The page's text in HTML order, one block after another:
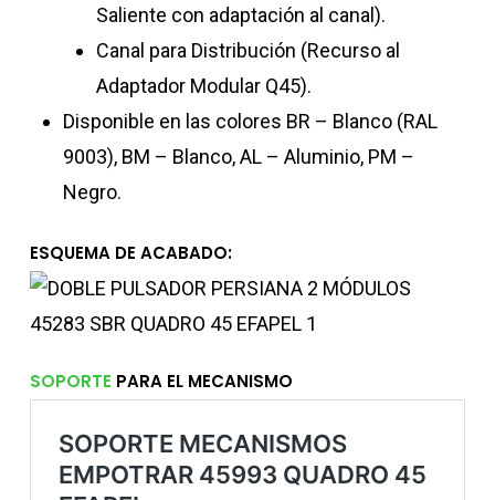
Saliente con adaptación al canal).
Canal para Distribución (Recurso al
Adaptador Modular Q45).
Disponible en las colores BR – Blanco (RAL
9003), BM – Blanco, AL – Aluminio, PM –
Negro.
ESQUEMA DE ACABADO:
SOPORTE PARA EL MECANISMO